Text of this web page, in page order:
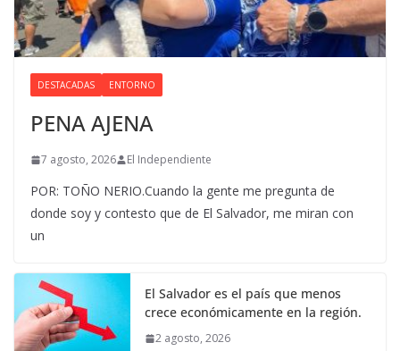
DESTACADAS ENTORNO
PENA AJENA
7 agosto, 2026 El Independiente
POR: TOÑO NERIO.Cuando la gente me pregunta de
donde soy y contesto que de El Salvador, me miran con
un
El Salvador es el país que menos
crece económicamente en la región.
2 agosto, 2026